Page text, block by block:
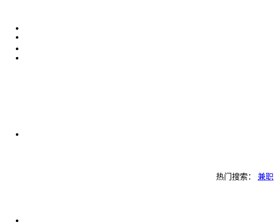
热门搜索： 兼职